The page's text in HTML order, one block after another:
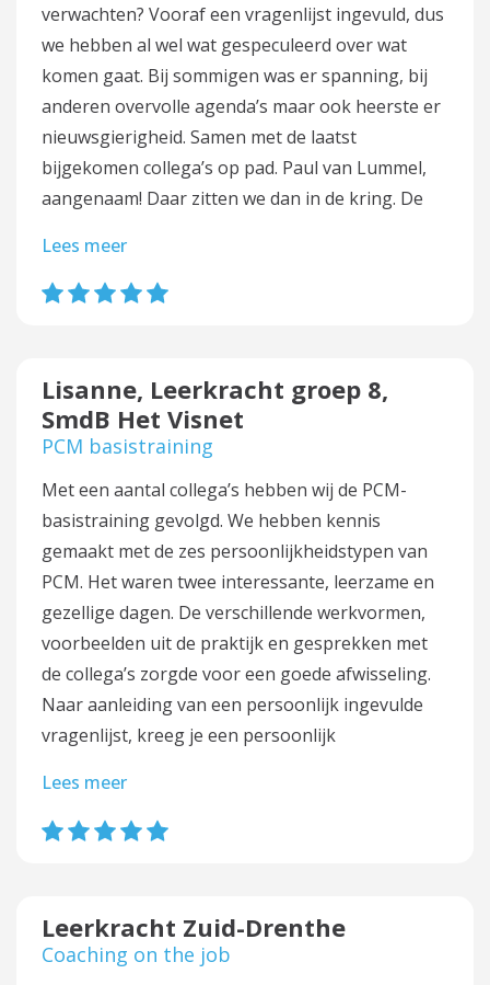
verwachten? Vooraf een vragenlijst ingevuld, dus
we hebben al wel wat gespeculeerd over wat
komen gaat. Bij sommigen was er spanning, bij
anderen overvolle agenda’s maar ook heerste er
nieuwsgierigheid. Samen met de laatst
bijgekomen collega’s op pad. Paul van Lummel,
aangenaam! Daar zitten we dan in de kring. De
Lees meer
Lisanne, Leerkracht groep 8,
SmdB Het Visnet
PCM basistraining
Met een aantal collega’s hebben wij de PCM-
basistraining gevolgd. We hebben kennis
gemaakt met de zes persoonlijkheidstypen van
PCM. Het waren twee interessante, leerzame en
gezellige dagen. De verschillende werkvormen,
voorbeelden uit de praktijk en gesprekken met
de collega’s zorgde voor een goede afwisseling.
Naar aanleiding van een persoonlijk ingevulde
vragenlijst, kreeg je een persoonlijk
Lees meer
Leerkracht Zuid-Drenthe
Coaching on the job